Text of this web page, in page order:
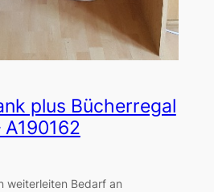
plus Bücherregal
weiterleiten Bedarf an